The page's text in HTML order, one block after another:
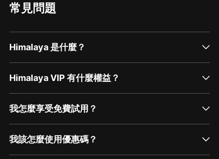
常見問題
Himalaya 是什麼？
Himalaya VIP 有什麼權益？
我怎麼享受免費試用？
我該怎麼使用優惠碼？